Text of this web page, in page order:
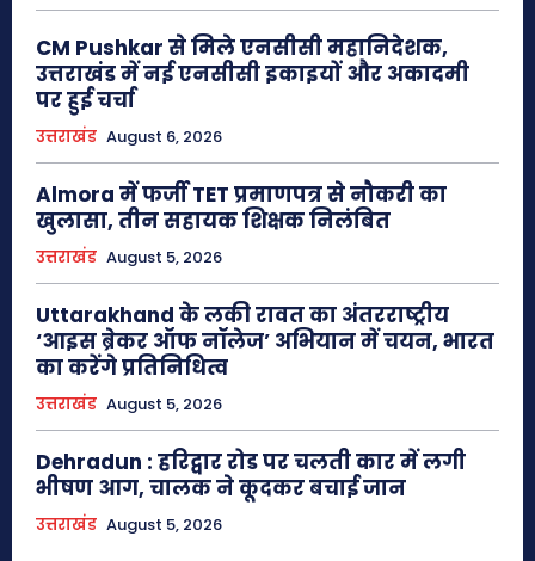
CM Pushkar से मिले एनसीसी महानिदेशक,
उत्तराखंड में नई एनसीसी इकाइयों और अकादमी
पर हुई चर्चा
उत्तराखंड August 6, 2026
Almora में फर्जी TET प्रमाणपत्र से नौकरी का
खुलासा, तीन सहायक शिक्षक निलंबित
उत्तराखंड August 5, 2026
Uttarakhand के लकी रावत का अंतरराष्ट्रीय
‘आइस ब्रेकर ऑफ नॉलेज’ अभियान में चयन, भारत
का करेंगे प्रतिनिधित्व
उत्तराखंड August 5, 2026
Dehradun : हरिद्वार रोड पर चलती कार में लगी
भीषण आग, चालक ने कूदकर बचाई जान
उत्तराखंड August 5, 2026